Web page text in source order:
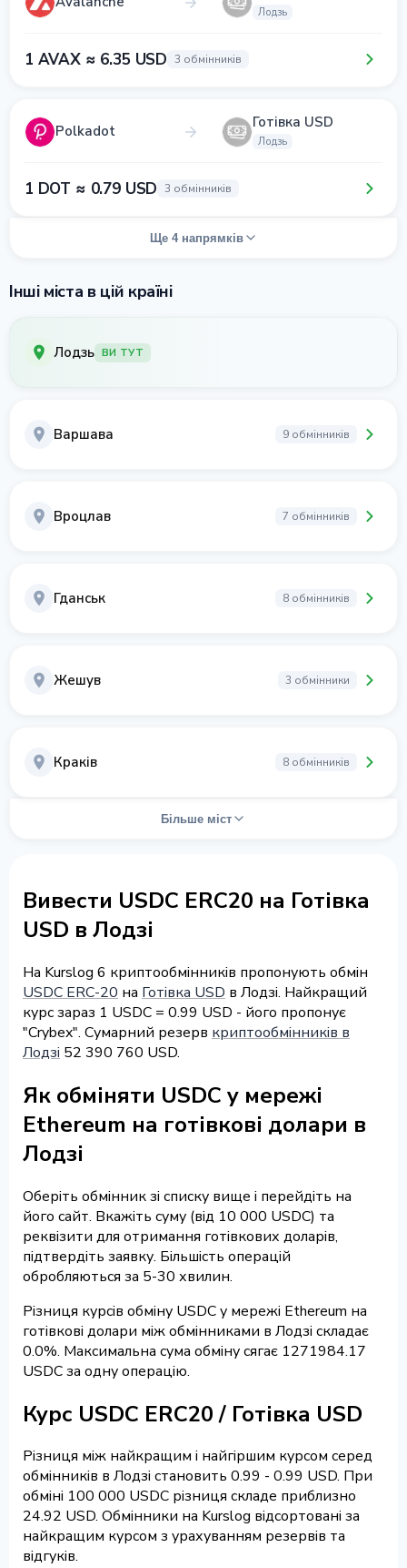
Лодзь
1 AVAX ≈ 6.35 USD 3 обмінників
Polkadot Готівка USD
Лодзь
1 DOT ≈ 0.79 USD 3 обмінників
Ще 4 напрямків
Інші міста в цій країні
Лодзь ВИ ТУТ
Варшава 9 обмінників
Вроцлав 7 обмінників
Гданськ 8 обмінників
Жешув 3 обмінники
Краків 8 обмінників
Більше міст
Вивести USDC ERC20 на Готівка
USD в Лодзі
На Kurslog 6 криптообмінників пропонують обмін
USDC ERC-20 на Готівка USD в Лодзі. Найкращий
курс зараз 1 USDC = 0.99 USD - його пропонує
"Crybex". Сумарний резерв криптообмінників в
Лодзі 52 390 760 USD.
Як обміняти USDC у мережі
Ethereum на готівкові долари в
Лодзі
Оберіть обмінник зі списку вище і перейдіть на
його сайт. Вкажіть суму (від 10 000 USDC) та
реквізити для отримання готівкових доларів,
підтвердіть заявку. Більшість операцій
обробляються за 5-30 хвилин.
Різниця курсів обміну USDC у мережі Ethereum на
готівкові долари між обмінниками в Лодзі складає
0.0%. Максимальна сума обміну сягає 1271984.17
USDC за одну операцію.
Курс USDC ERC20 / Готівка USD
Різниця між найкращим і найгіршим курсом серед
обмінників в Лодзі становить 0.99 - 0.99 USD. При
обміні 100 000 USDC різниця складе приблизно
24.92 USD. Обмінники на Kurslog відсортовані за
найкращим курсом з урахуванням резервів та
відгуків.